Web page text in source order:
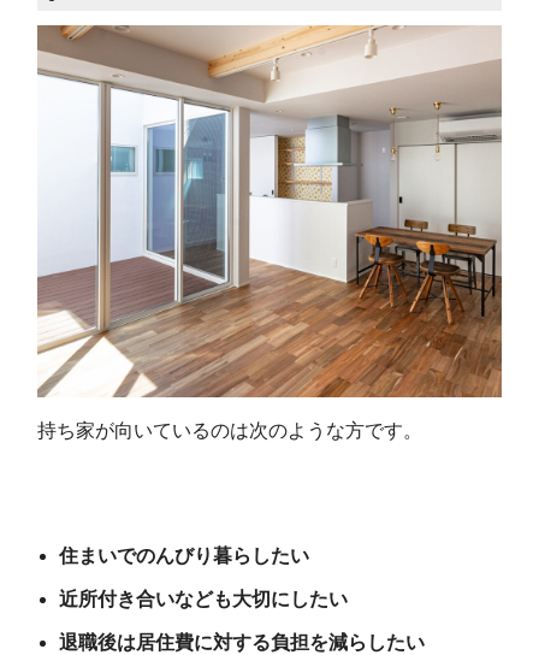
持ち家が向いているのは次のような方です。
住まいでのんびり暮らしたい
近所付き合いなども大切にしたい
退職後は居住費に対する負担を減らしたい